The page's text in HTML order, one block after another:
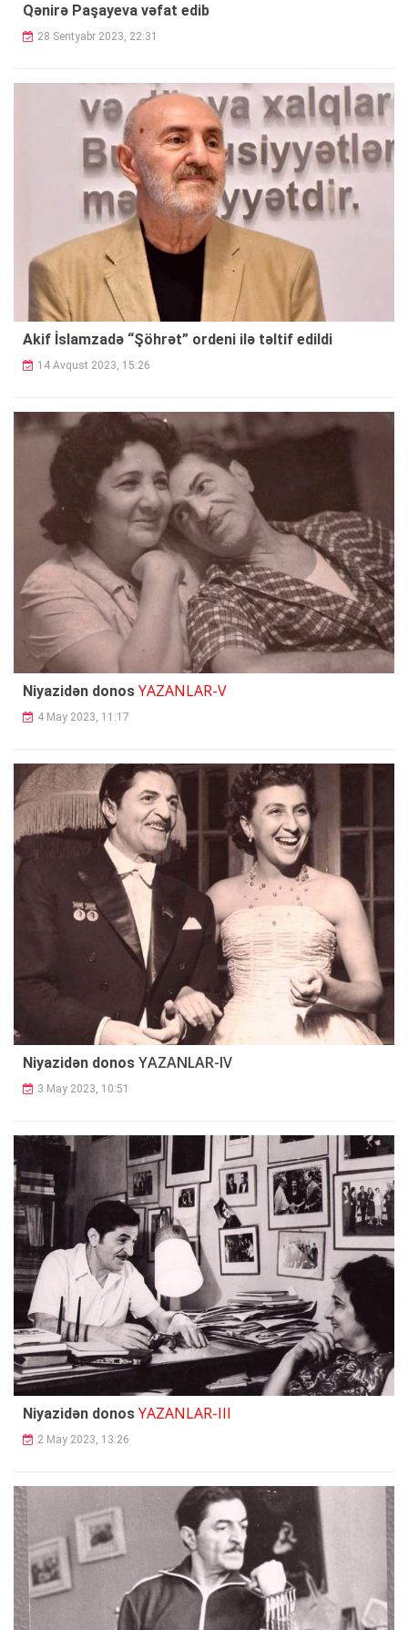
Qənirə Paşayeva vəfat edib
28 Sentyabr 2023, 22:31
Akif İslamzadə “Şöhrət” ordeni ilə təltif edildi
14 Avqust 2023, 15:26
Niyazidən donos YAZANLAR-V
4 May 2023, 11:17
Niyazidən donos YAZANLAR-IV
3 May 2023, 10:51
Niyazidən donos YAZANLAR-III
2 May 2023, 13:26